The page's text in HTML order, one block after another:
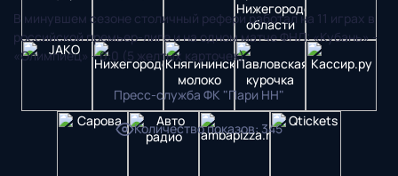
В минувшем сезоне столичный рефери работал на 11 играх в
российской премьер-лиге и на одном матче ФНЛ: «Кубань» -
«Олимпиец» - 0:0 (5 желтых карточек).
Пресс-служба ФК "Пари НН"
Количество показов:345